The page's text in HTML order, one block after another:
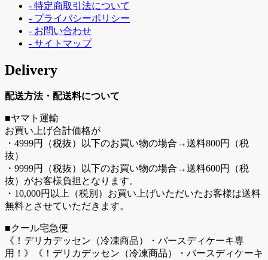
- 特定商取引法について
- プライバシーポリシー
- お問い合わせ
- サイトマップ
Delivery
配送方法・配送料について
■ヤマト運輸
お買い上げ合計価格が
・4999円（税抜）以下のお買い物の場合→送料800円（税
抜）
・9999円（税抜）以下のお買い物の場合→送料600円（税
抜）がお客様負担となります。
・10,000円以上（税別）お買い上げいただいたお客様は送料
無料とさせていただきます。
■クール宅急便
《！デリカデッセン（冷凍商品）・バースディケーキ専
用！》《！デリカデッセン（冷凍商品）・バースディケーキ